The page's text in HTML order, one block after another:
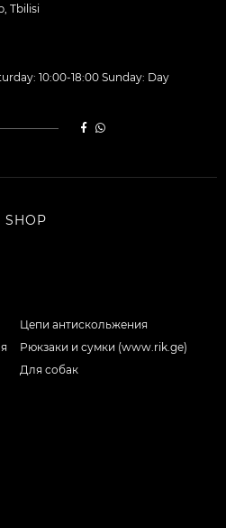
*Davit Guramishvili Avenue, 39b, Tbilisi
SHOP
Цепи антискольжения
Рюкзаки и сумки (www.rik.ge)
Для собак